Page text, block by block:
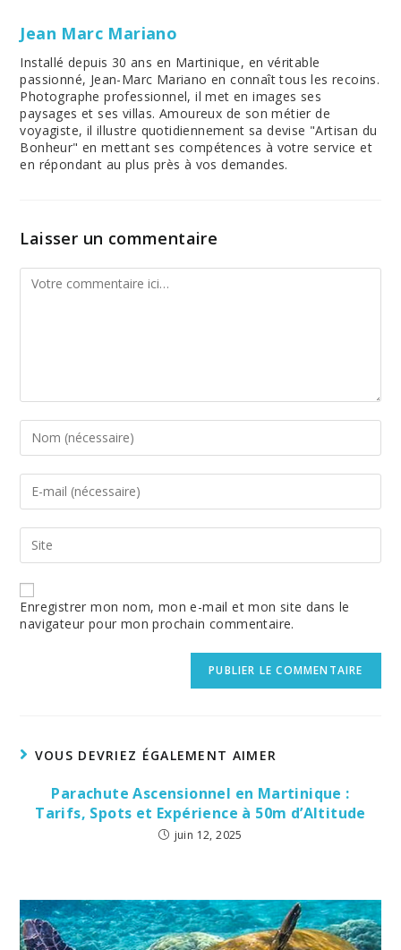
Jean Marc Mariano
Installé depuis 30 ans en Martinique, en véritable
passionné, Jean-Marc Mariano en connaît tous les recoins.
Photographe professionnel, il met en images ses
paysages et ses villas. Amoureux de son métier de
voyagiste, il illustre quotidiennement sa devise "Artisan du
Bonheur" en mettant ses compétences à votre service et
en répondant au plus près à vos demandes.
Laisser un commentaire
Comment
Enter
your
name
or
username
to
comment
Enter
your
email
address
to
comment
Enter
your
website
URL
(optional)
Enregistrer mon nom, mon e-mail et mon site dans le
navigateur pour mon prochain commentaire.
VOUS DEVRIEZ ÉGALEMENT AIMER
Parachute Ascensionnel en Martinique :
Tarifs, Spots et Expérience à 50m d’Altitude
juin 12, 2025